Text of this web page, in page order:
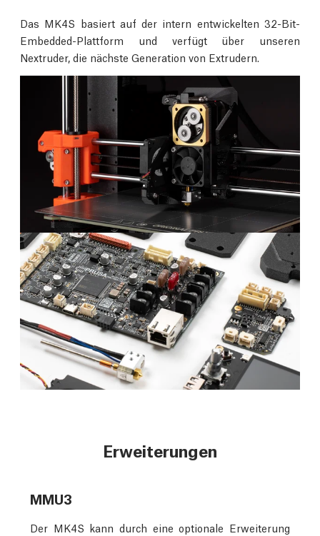
Das MK4S basiert auf der intern entwickelten 32-Bit-
Embedded-Plattform und verfügt über unseren
Nextruder, die nächste Generation von Extrudern.
Erweiterungen
MMU3
Der MK4S kann durch eine optionale Erweiterung